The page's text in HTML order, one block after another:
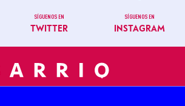
SÍGUENOS EN
TWITTER
SÍGUENOS EN
INSTAGRAM